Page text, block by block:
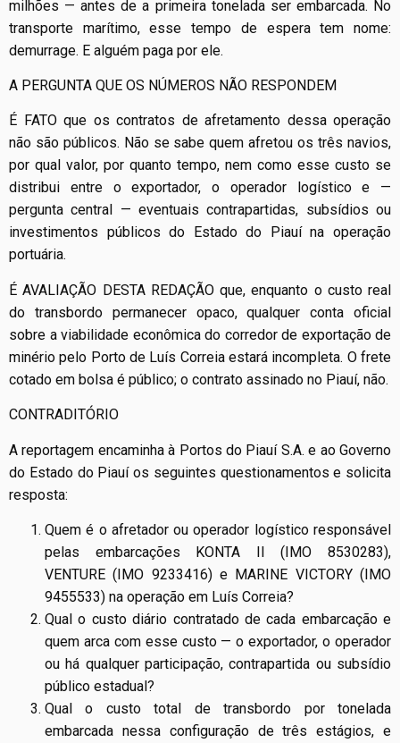
milhões — antes de a primeira tonelada ser embarcada. No
transporte marítimo, esse tempo de espera tem nome:
demurrage. E alguém paga por ele.
A PERGUNTA QUE OS NÚMEROS NÃO RESPONDEM
É FATO que os contratos de afretamento dessa operação
não são públicos. Não se sabe quem afretou os três navios,
por qual valor, por quanto tempo, nem como esse custo se
distribui entre o exportador, o operador logístico e —
pergunta central — eventuais contrapartidas, subsídios ou
investimentos públicos do Estado do Piauí na operação
portuária.
É AVALIAÇÃO DESTA REDAÇÃO que, enquanto o custo real
do transbordo permanecer opaco, qualquer conta oficial
sobre a viabilidade econômica do corredor de exportação de
minério pelo Porto de Luís Correia estará incompleta. O frete
cotado em bolsa é público; o contrato assinado no Piauí, não.
CONTRADITÓRIO
A reportagem encaminha à Portos do Piauí S.A. e ao Governo
do Estado do Piauí os seguintes questionamentos e solicita
resposta:
Quem é o afretador ou operador logístico responsável
pelas embarcações KONTA II (IMO 8530283),
VENTURE (IMO 9233416) e MARINE VICTORY (IMO
9455533) na operação em Luís Correia?
Qual o custo diário contratado de cada embarcação e
quem arca com esse custo — o exportador, o operador
ou há qualquer participação, contrapartida ou subsídio
público estadual?
Qual o custo total de transbordo por tonelada
embarcada nessa configuração de três estágios, e